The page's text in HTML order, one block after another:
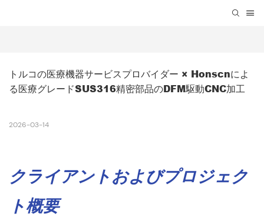
トルコの医療機器サービスプロバイダー × Honscnによ
る医療グレードSUS316精密部品のDFM駆動CNC加工
2026-03-14
クライアントおよびプロジェク
ト概要